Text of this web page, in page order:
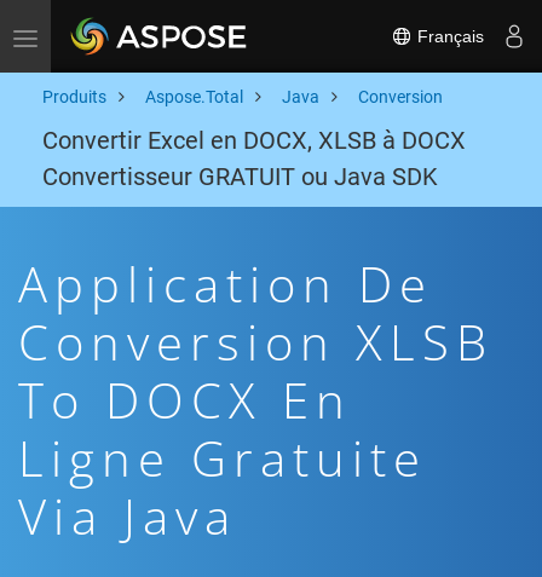
Toggle navigation Français
Produits Aspose.Total Java Conversion
Convertir Excel en DOCX, XLSB à DOCX
Convertisseur GRATUIT ou Java SDK
Application De
Conversion XLSB
To DOCX En
Ligne Gratuite
Via Java